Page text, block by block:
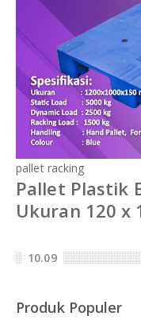
pallet racking
Pallet Plastik
Ukuran 120 x
10.09
Produk Populer